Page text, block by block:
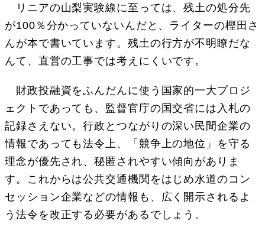
リニアの山梨実験線に至っては、残土の処分先
が100％分かっていないんだと、ライターの樫田さ
んが本で書いています。残土の行方が不明瞭だな
んて、直営の工事では考えにくいです。
財政投融資をふんだんに使う国家的一大プロジ
ェクトであっても、監督官庁の国交省には入札の
記録さえない。行政とつながりの深い民間企業の
情報であっても法令上、「競争上の地位」を守る
理念が優先され、秘匿されやすい傾向がありま
す。これからは公共交通機関をはじめ水道のコン
セッション企業などの情報も、広く開示されるよ
う法令を改正する必要があるでしょう。